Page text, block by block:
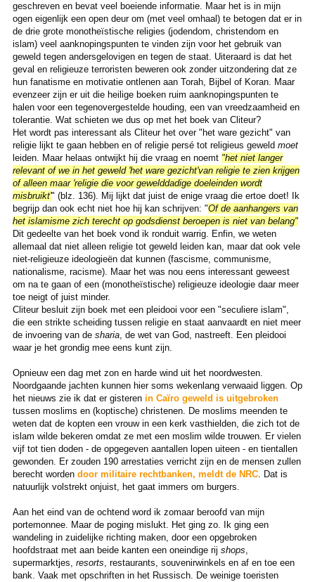
geschreven en bevat veel boeiende informatie. Maar het is in mijn
ogen eigenlijk een open deur om (met veel omhaal) te betogen dat er in
de drie grote monotheïstische religies (jodendom, christendom en
islam) veel aanknopingspunten te vinden zijn voor het gebruik van
geweld tegen andersgelovigen en tegen de staat. Uiteraard is dat het
geval en religieuze terroristen beweren ook zonder uitzondering dat ze
hun fanatisme en motivatie ontlenen aan Torah, Bijbel of Koran. Maar
evenzeer zijn er uit die heilige boeken ruim aanknopingspunten te
halen voor een tegenovergestelde houding, een van vreedzaamheid en
tolerantie. Wat schieten we dus op met het boek van Cliteur?
Het wordt pas interessant als Cliteur het over "het ware gezicht" van
religie lijkt te gaan hebben en of religie persé tot religieus geweld moet
leiden. Maar helaas ontwijkt hij die vraag en noemt "het niet langer
relevant of we in het geweld 'het ware gezicht'van religie te zien krijgen
of alleen maar 'religie die voor gewelddadige doeleinden wordt
misbruikt'" (blz. 136). Mij lijkt dat juist de enige vraag die ertoe doet! Ik
begrijp dan ook echt niet hoe hij kan schrijven: "Of de aanhangers van
het islamisme zich terecht op godsdienst beroepen is niet van belang"
Dit gedeelte van het boek vond ik ronduit warrig. Enfin, we weten
allemaal dat niet alleen religie tot geweld leiden kan, maar dat ook vele
niet-religieuze ideologieën dat kunnen (fascisme, communisme,
nationalisme, racisme). Maar het was nou eens interessant geweest
om na te gaan of een (monotheïstische) religieuze ideologie daar meer
toe neigt of juist minder.
Cliteur besluit zijn boek met een pleidooi voor een "seculiere islam",
die een strikte scheiding tussen religie en staat aanvaardt en niet meer
de invoering van de sharia, de wet van God, nastreeft. Een pleidooi
waar je het grondig mee eens kunt zijn.
Opnieuw een dag met zon en harde wind uit het noordwesten.
Noordgaande jachten kunnen hier soms wekenlang verwaaid liggen. Op
het nieuws zie ik dat er gisteren in Caïro geweld is uitgebroken
tussen moslims en (koptische) christenen. De moslims meenden te
weten dat de kopten een vrouw in een kerk vasthielden, die zich tot de
islam wilde bekeren omdat ze met een moslim wilde trouwen. Er vielen
vijf tot tien doden - de opgegeven aantallen lopen uiteen - en tientallen
gewonden. Er zouden 190 arrestaties verricht zijn en de mensen zullen
berecht worden door militaire rechtbanken, meldt de NRC. Dat is
natuurlijk volstrekt onjuist, het gaat immers om burgers.
Aan het eind van de ochtend word ik zomaar beroofd van mijn
portemonnee. Maar de poging mislukt. Het ging zo. Ik ging een
wandeling in zuidelijke richting maken, door een opgebroken
hoofdstraat met aan beide kanten een oneindige rij shops,
supermarktjes, resorts, restaurants, souvenirwinkels en af en toe een
bank. Vaak met opschriften in het Russisch. De weinige toeristen